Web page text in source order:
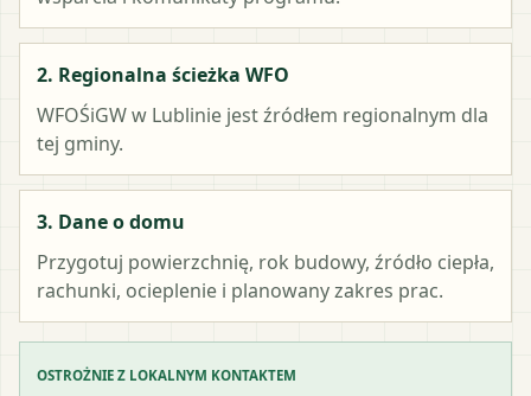
2. Regionalna ścieżka WFO
WFOŚiGW w Lublinie jest źródłem regionalnym dla
tej gminy.
3. Dane o domu
Przygotuj powierzchnię, rok budowy, źródło ciepła,
rachunki, ocieplenie i planowany zakres prac.
OSTROŻNIE Z LOKALNYM KONTAKTEM